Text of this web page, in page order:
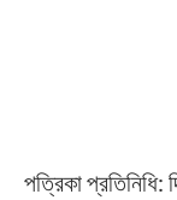
পত্রিক‍া প্রতিনিধি: